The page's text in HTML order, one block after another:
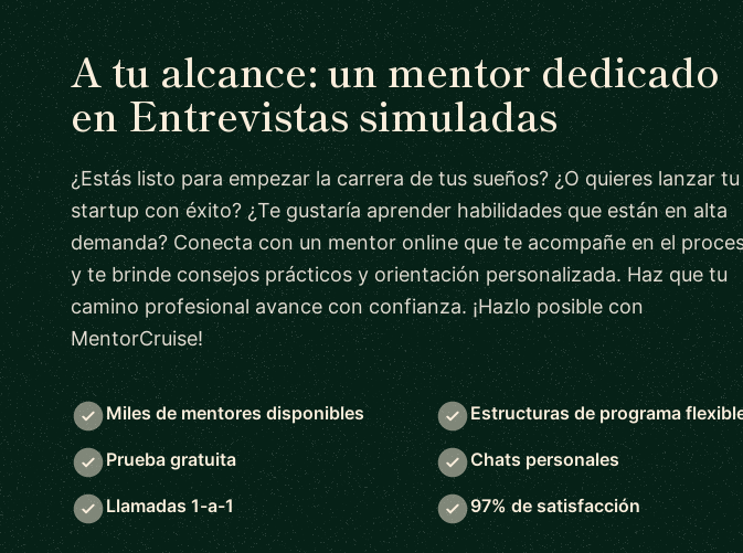
A tu alcance: un mentor dedicado
en Entrevistas simuladas
¿Estás listo para empezar la carrera de tus sueños? ¿O quieres lanzar tu
startup con éxito? ¿Te gustaría aprender habilidades que están en alta
demanda? Conecta con un mentor online que te acompañe en el
y te brinde consejos prácticos y orientación personalizada. Haz que tu
camino profesional avance con confianza. ¡Hazlo posible con
MentorCruise!
Miles de mentores disponibles Estructuras de programa
Prueba gratuita Chats personales
Llamadas 1-a-1 97% de satisfacción